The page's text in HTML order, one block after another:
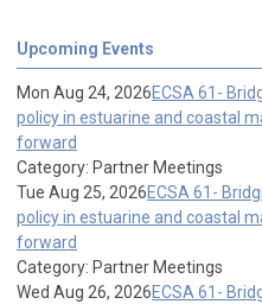
Upcoming Events
Mon Aug 24, 2026ECSA 61-
policy in estuarine and coastal
forward
Category: Partner Meetings
Tue Aug 25, 2026ECSA 61-
policy in estuarine and coastal
forward
Category: Partner Meetings
Wed Aug 26, 2026ECSA 61-